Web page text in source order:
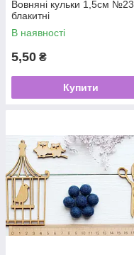
Вовняні кульки 1,5см №23
блакитні
В наявності
5,50 ₴
Купити